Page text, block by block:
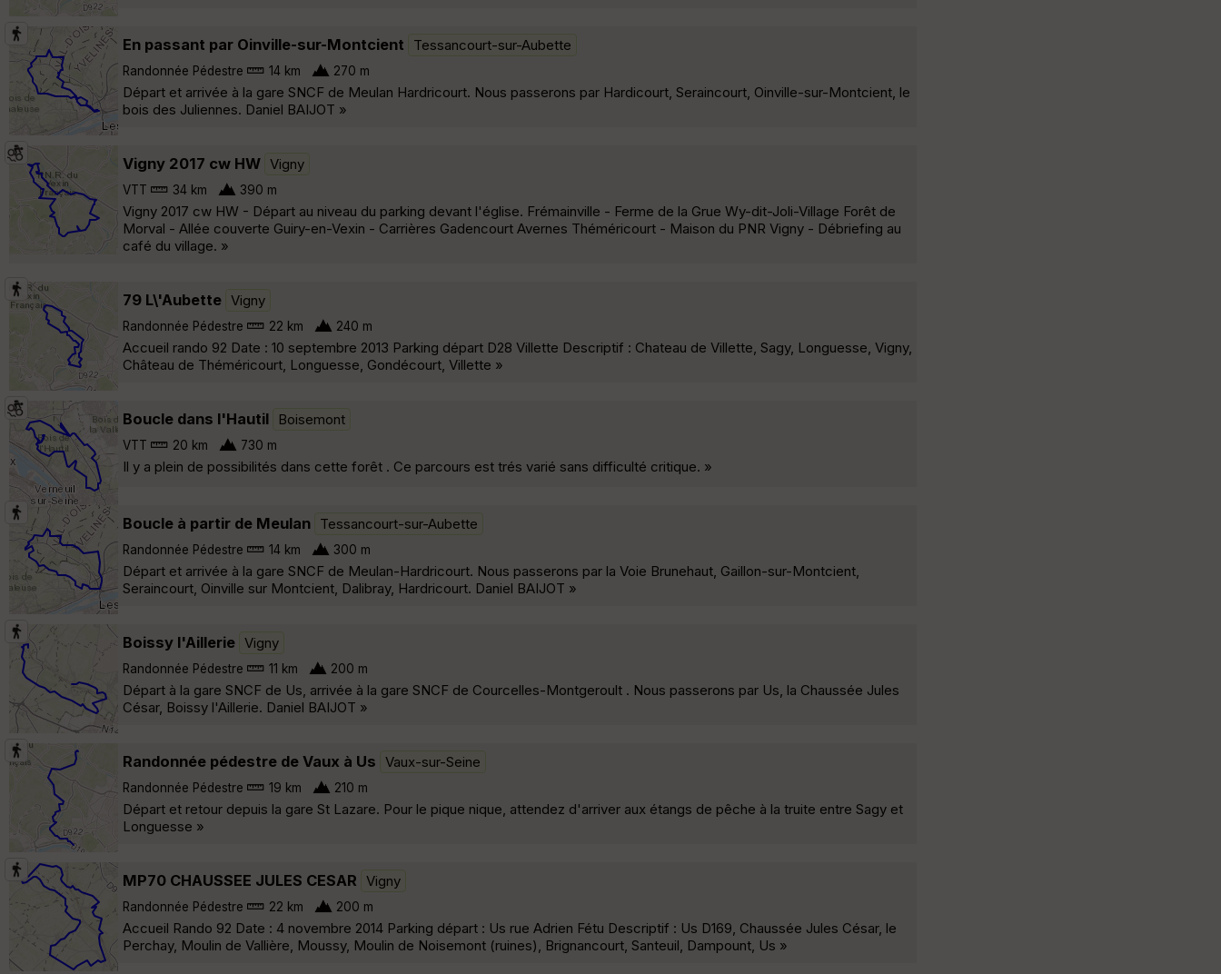
En passant par Oinville-sur-Montcient Tessancourt-sur-Aubette
Randonnée Pédestre 14 km 270 m
Départ et arrivée à la gare SNCF de Meulan Hardricourt. Nous passerons par Hardicourt, Seraincourt, Oinville-sur-Montcient, le
bois des Juliennes. Daniel BAIJOT »
Vigny 2017 cw HW Vigny
VTT 34 km 390 m
Vigny 2017 cw HW - Départ au niveau du parking devant l'église. Frémainville - Ferme de la Grue Wy-dit-Joli-Village Forêt de
Morval - Allée couverte Guiry-en-Vexin - Carrières Gadencourt Avernes Théméricourt - Maison du PNR Vigny - Débriefing au
café du village. »
79 L\'Aubette Vigny
Randonnée Pédestre 22 km 240 m
Accueil rando 92 Date : 10 septembre 2013 Parking départ D28 Villette Descriptif : Chateau de Villette, Sagy, Longuesse, Vigny,
Château de Théméricourt, Longuesse, Gondécourt, Villette »
Boucle dans l'Hautil Boisemont
VTT 20 km 730 m
Il y a plein de possibilités dans cette forêt . Ce parcours est trés varié sans difficulté critique. »
Boucle à partir de Meulan Tessancourt-sur-Aubette
Randonnée Pédestre 14 km 300 m
Départ et arrivée à la gare SNCF de Meulan-Hardricourt. Nous passerons par la Voie Brunehaut, Gaillon-sur-Montcient,
Seraincourt, Oinville sur Montcient, Dalibray, Hardricourt. Daniel BAIJOT »
Boissy l'Aillerie Vigny
Randonnée Pédestre 11 km 200 m
Départ à la gare SNCF de Us, arrivée à la gare SNCF de Courcelles-Montgeroult . Nous passerons par Us, la Chaussée Jules
César, Boissy l'Aillerie. Daniel BAIJOT »
Randonnée pédestre de Vaux à Us Vaux-sur-Seine
Randonnée Pédestre 19 km 210 m
Départ et retour depuis la gare St Lazare. Pour le pique nique, attendez d'arriver aux étangs de pêche à la truite entre Sagy et
Longuesse »
MP70 CHAUSSEE JULES CESAR Vigny
Randonnée Pédestre 22 km 200 m
Accueil Rando 92 Date : 4 novembre 2014 Parking départ : Us rue Adrien Fétu Descriptif : Us D169, Chaussée Jules César, le
Perchay, Moulin de Vallière, Moussy, Moulin de Noisemont (ruines), Brignancourt, Santeuil, Dampount, Us »